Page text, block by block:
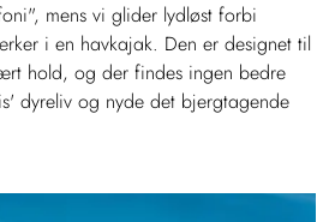
mens vi glider lydløst forbi
i en havkajak. Den er designet til
hold, og der findes ingen bedre
dyreliv og nyde det bjergtagende